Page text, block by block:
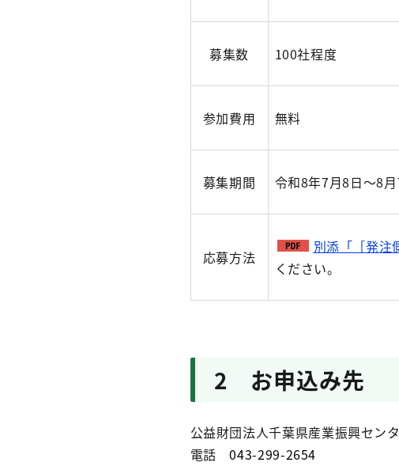
募集数 100社程度
参加費用 無料
募集期間 令和8年7月8日～8月
応募方法
別添「［発注
ください。
2 お申込み先
公益財団法人千葉県産業振興セン
電話043-299-2654